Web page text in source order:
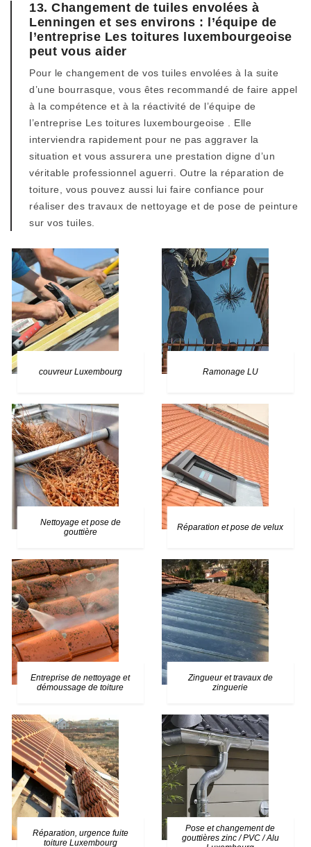
13. Changement de tuiles envolées à
Lenningen et ses environs : l’équipe de
l’entreprise Les toitures luxembourgeoise
peut vous aider
Pour le changement de vos tuiles envolées à la suite
d’une bourrasque, vous êtes recommandé de faire appel
à la compétence et à la réactivité de l’équipe de
l’entreprise Les toitures luxembourgeoise . Elle
interviendra rapidement pour ne pas aggraver la
situation et vous assurera une prestation digne d’un
véritable professionnel aguerri. Outre la réparation de
toiture, vous pouvez aussi lui faire confiance pour
réaliser des travaux de nettoyage et de pose de peinture
sur vos tuiles.
couvreur Luxembourg Ramonage LU
Nettoyage et pose de
gouttière
Réparation et pose de velux
Entreprise de nettoyage et
démoussage de toiture
Zingueur et travaux de
zinguerie
Réparation, urgence fuite
toiture Luxembourg
Pose et changement de
gouttières zinc / PVC / Alu